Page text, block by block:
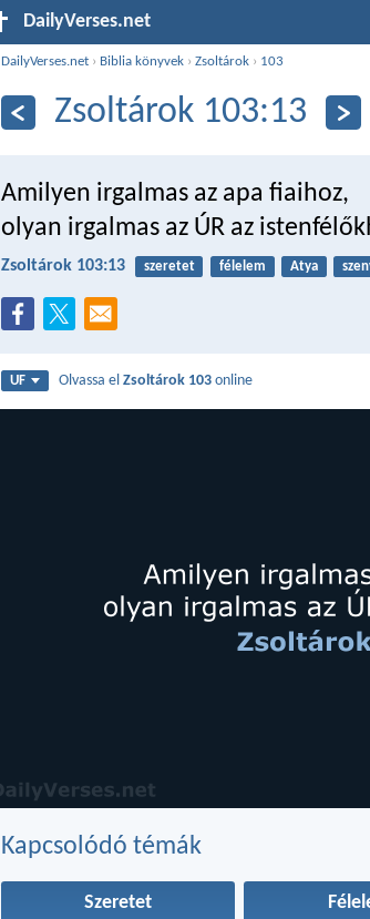
DailyVerses.net
DailyVerses.net › Biblia könyvek ›Zsoltárok › 103
Zsoltárok 103:13
Amilyen irgalmas az apa fiaihoz,
olyan irgalmas az ÚR az
Zsoltárok 103:13 szeretet félelem Atya
UF Olvassa elZsoltárok 103 online
Kapcsolódó témák
Szeretet